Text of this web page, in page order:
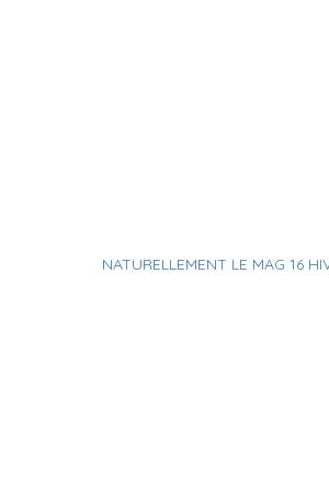
NATURELLEMENT LE MAG 16